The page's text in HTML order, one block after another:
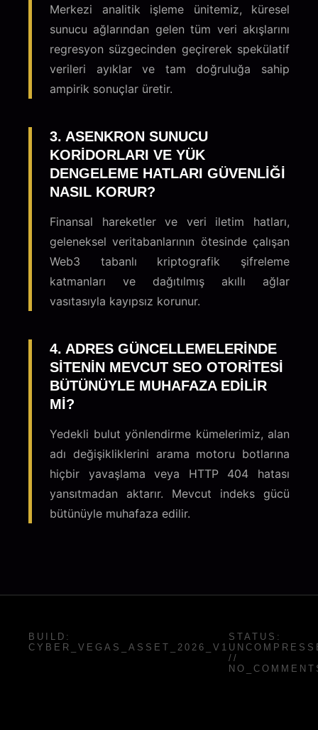
Merkezi analitik işleme ünitemiz, küresel
sunucu ağlarından gelen tüm veri akışlarını
regresyon süzgecinden geçirerek spekülatif
verileri ayıklar ve tam doğruluğa sahip
ampirik sonuçlar üretir.
3. ASENKRON SUNUCU
KORIDORLARI VE YÜK
DENGELEME HATLARI GÜVENLIĞI
NASIL KORUR?
Finansal hareketler ve veri iletim hatları,
geleneksel veritabanlarının ötesinde çalışan
Web3 tabanlı kriptografik şifreleme
katmanları ve dağıtılmış akıllı ağlar
vasıtasıyla kayıpsız korunur.
4. ADRES GÜNCELLEMELERINDE
SITENIN MEVCUT SEO OTORITESI
BÜTÜNÜYLE MUHAFAZA EDILIR
MI?
Yedekli bulut yönlendirme kümelerimiz, alan
adı değişikliklerini arama motoru botlarına
hiçbir yavaşlama veya HTTP 404 hatası
yansıtmadan aktarır. Mevcut indeks gücü
bütünüyle muhafaza edilir.
BUILD:
CYBER_VEGAS_ASSET_2026_V1
STATUS:
//